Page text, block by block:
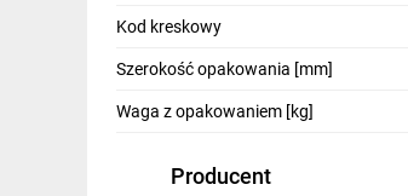
Kod kreskowy
Szerokość opakowania [mm]
Waga z opakowaniem [kg]
Producent